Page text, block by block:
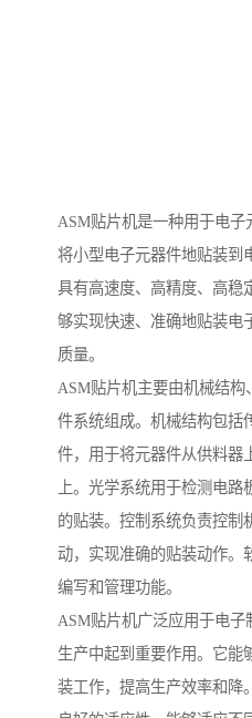
ASM贴片机是一种用于电
将小型电子元器件地贴装到
具有高速度、高精度、高稳
够实现快速、准确地贴装电
质量。
ASM贴片机主要由机械结
件系统组成。机械结构包括
件，用于将元器件从供料器
上。光学系统用于检测电
的贴装。控制系统负责控制
动，实现准确的贴装动作。
编写和管理功能。
ASM贴片机广泛应用于电
生产中起到重要作用。它能
装工作，提高生产效率和降